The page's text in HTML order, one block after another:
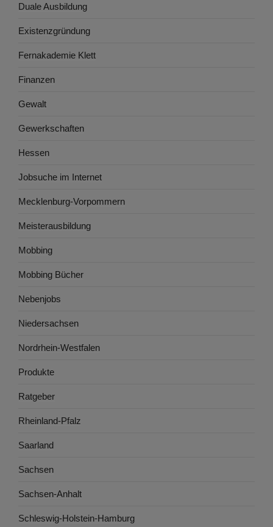
Duale Ausbildung
Existenzgründung
Fernakademie Klett
Finanzen
Gewalt
Gewerkschaften
Hessen
Jobsuche im Internet
Mecklenburg-Vorpommern
Meisterausbildung
Mobbing
Mobbing Bücher
Nebenjobs
Niedersachsen
Nordrhein-Westfalen
Produkte
Ratgeber
Rheinland-Pfalz
Saarland
Sachsen
Sachsen-Anhalt
Schleswig-Holstein-Hamburg